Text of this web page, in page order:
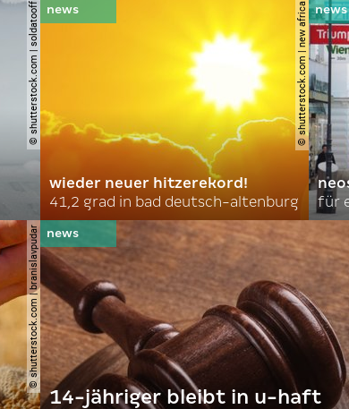
© shutterstock.com | soldatooff © shutterstock.com | new africa
wieder neuer hitzerekord!
41,2 grad in bad deutsch-altenburg
für
© shutterstock.com | branislavpudar
14-jähriger bleibt in u-haft